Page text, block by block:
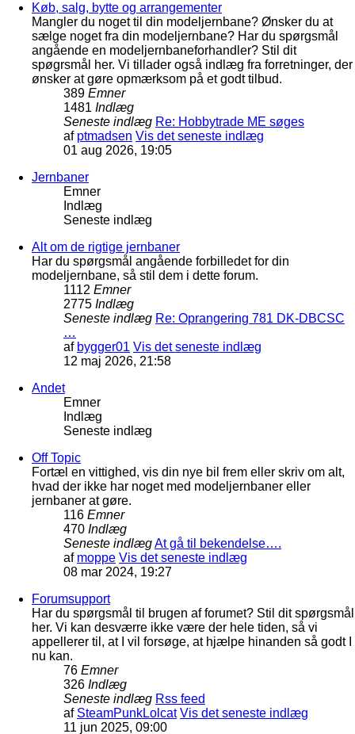
Køb, salg, bytte og arrangementer
Mangler du noget til din modeljernbane? Ønsker du at
sælge noget fra din modeljernbane? Har du spørgsmål
angående en modeljernbaneforhandler? Stil dit
spøgrsmål her. Vi tillader også indlæg fra forretninger, der
ønsker at gøre opmærksom på et godt tilbud.
389 Emner
1481 Indlæg
Seneste indlæg Re: Hobbytrade ME søges
af ptmadsen Vis det seneste indlæg
01 aug 2026, 19:05
Jernbaner
Emner
Indlæg
Seneste indlæg
Alt om de rigtige jernbaner
Har du spørgsmål angående forbilledet for din
modeljernbane, så stil dem i dette forum.
1112 Emner
2775 Indlæg
Seneste indlæg Re: Oprangering 781 DK-DBCSC
…
af bygger01 Vis det seneste indlæg
12 maj 2026, 21:58
Andet
Emner
Indlæg
Seneste indlæg
Off Topic
Fortæl en vittighed, vis din nye bil frem eller skriv om alt,
hvad der ikke har noget med modeljernbaner eller
jernbaner at gøre.
116 Emner
470 Indlæg
Seneste indlægAt gå til bekendelse….
af moppe Vis det seneste indlæg
08 mar 2024, 19:27
Forumsupport
Har du spørgsmål til brugen af forumet? Stil dit spørgsmål
her. Vi kan desværre ikke være der hele tiden, så vi
appellerer til, at I vil forsøge, at hjælpe hinanden så godt I
nu kan.
76 Emner
326 Indlæg
Seneste indlæg Rss feed
af SteamPunkLolcat Vis det seneste indlæg
11 jun 2025, 09:00